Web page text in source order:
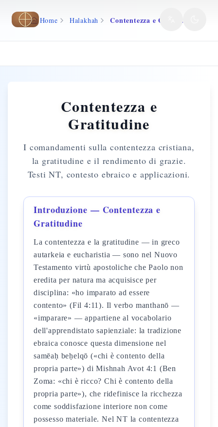
Vai al contenuto principale
Home Halakhah Contentezza e Gratitudine
Contentezza e
Gratitudine
I comandamenti sulla contentezza cristiana,
la gratitudine e il rendimento di grazie.
Testi NT, contesto ebraico e applicazioni.
Introduzione — Contentezza e
Gratitudine
La contentezza e la gratitudine — in greco
autarkeia e eucharistia — sono nel Nuovo
Testamento virtù apostoliche che Paolo non
eredita per natura ma acquisisce per
disciplina: «ho imparato ad essere
contento» (Fil 4:11). Il verbo manthanō —
«imparare» — appartiene al vocabolario
dell'apprendistato sapienziale: la tradizione
ebraica conosce questa dimensione nel
samēaḥ beḥelqō («chi è contento della
propria parte») di Mishnah Avot 4:1 (Ben
Zoma: «chi è ricco? Chi è contento della
propria parte»), che ridefinisce la ricchezza
come soddisfazione interiore non come
possesso materiale. Nel NT la contentezza